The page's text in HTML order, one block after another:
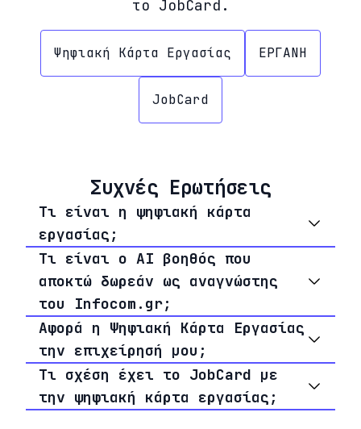
το JobCard.
Ψηφιακή Κάρτα Εργασίας ΕΡΓΑΝΗ
JobCard
Συχνές Ερωτήσεις
Τι είναι η ψηφιακή κάρτα
εργασίας;
Τι είναι ο AI βοηθός που
αποκτώ δωρεάν ως αναγνώστης
του Infocom.gr;
Αφορά η Ψηφιακή Κάρτα Εργασίας
την επιχείρησή μου;
Τι σχέση έχει το JobCard με
την ψηφιακή κάρτα εργασίας;